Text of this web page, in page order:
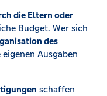
die Eltern oder
Budget. Wer sich
des
Ausgaben
schaffen